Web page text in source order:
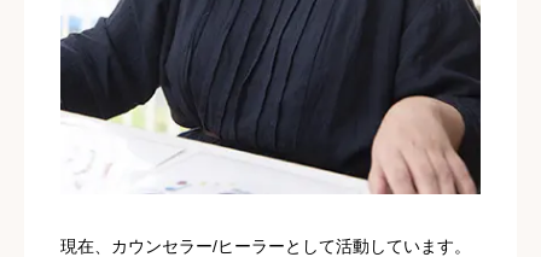
現在、カウンセラー/ヒーラーとして活動しています。